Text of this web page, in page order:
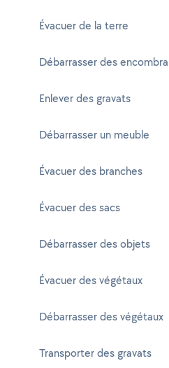
Évacuer de la terre
Débarrasser des
Enlever des gravats
Débarrasser un meuble
Évacuer des branches
Évacuer des sacs
Débarrasser des objets
Évacuer des végétaux
Débarrasser des végétaux
Transporter des gravats